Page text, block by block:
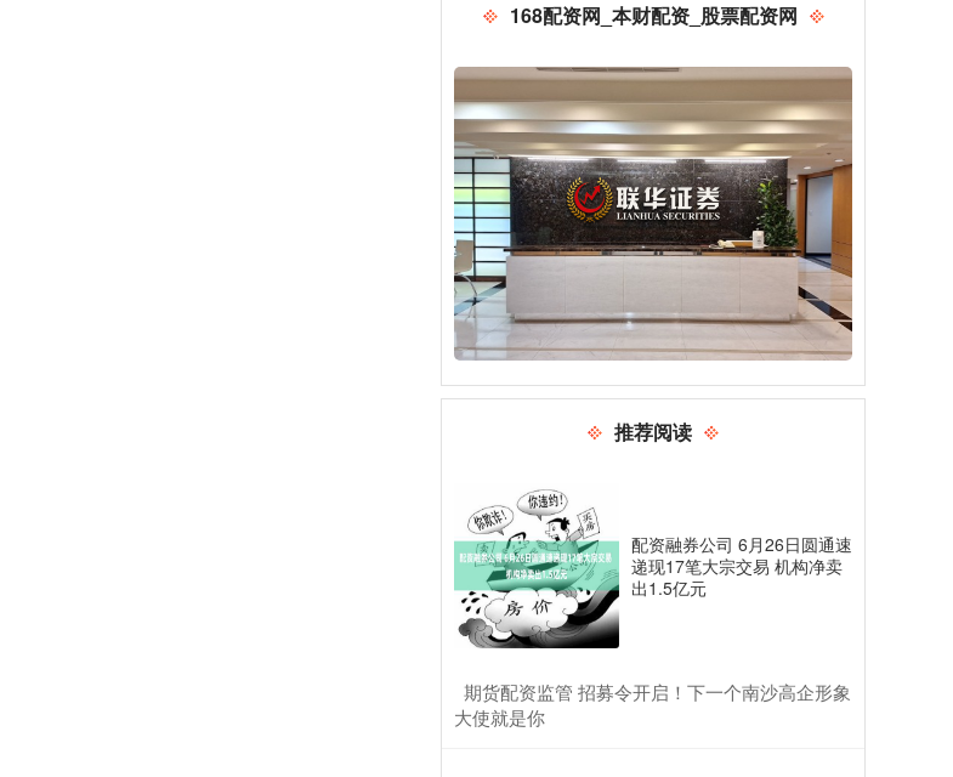
168配资网_本财配资_股票配资网
推荐阅读
配资融券公司 6月26日圆通速
递现17笔大宗交易 机构净卖
出1.5亿元
​期货配资监管 招募令开启！下一个南沙高企形象
大使就是你